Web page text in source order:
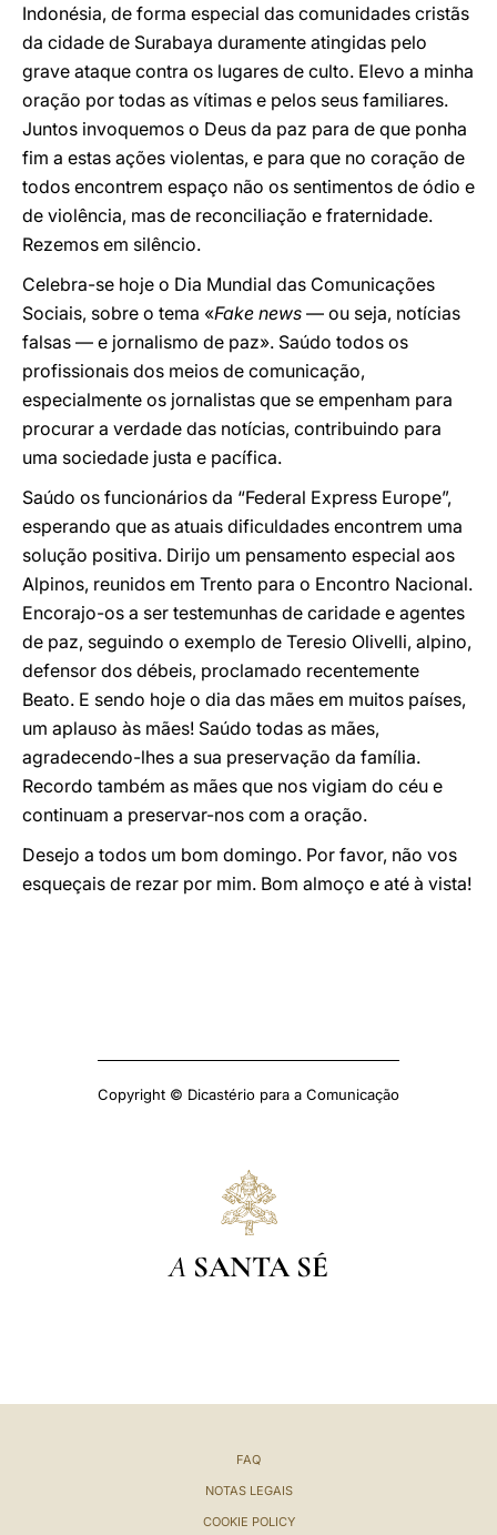
Indonésia, de forma especial das comunidades cristãs
da cidade de Surabaya duramente atingidas pelo
grave ataque contra os lugares de culto. Elevo a minha
oração por todas as vítimas e pelos seus familiares.
Juntos invoquemos o Deus da paz para de que ponha
fim a estas ações violentas, e para que no coração de
todos encontrem espaço não os sentimentos de ódio e
de violência, mas de reconciliação e fraternidade.
Rezemos em silêncio.
Celebra-se hoje o Dia Mundial das Comunicações
Sociais, sobre o tema «Fake news — ou seja, notícias
falsas — e jornalismo de paz». Saúdo todos os
profissionais dos meios de comunicação,
especialmente os jornalistas que se empenham para
procurar a verdade das notícias, contribuindo para
uma sociedade justa e pacífica.
Saúdo os funcionários da “Federal Express Europe”,
esperando que as atuais dificuldades encontrem uma
solução positiva. Dirijo um pensamento especial aos
Alpinos, reunidos em Trento para o Encontro Nacional.
Encorajo-os a ser testemunhas de caridade e agentes
de paz, seguindo o exemplo de Teresio Olivelli, alpino,
defensor dos débeis, proclamado recentemente
Beato. E sendo hoje o dia das mães em muitos países,
um aplauso às mães! Saúdo todas as mães,
agradecendo-lhes a sua preservação da família.
Recordo também as mães que nos vigiam do céu e
continuam a preservar-nos com a oração.
Desejo a todos um bom domingo. Por favor, não vos
esqueçais de rezar por mim. Bom almoço e até à vista!
Copyright © Dicastério para a Comunicação
A SANTA SÉ
FAQ
NOTAS LEGAIS
COOKIE POLICY